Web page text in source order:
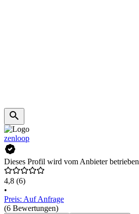
zenloop
Dieses Profil wird vom Anbieter betrieben
4,8 (6)
•
Preis: Auf Anfrage
(6 Bewertungen)